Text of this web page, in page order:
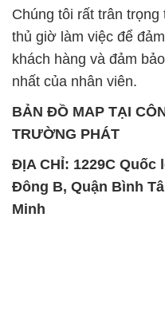
Chúng tôi rất trân
thủ giờ làm việc để
khách hàng và đảm
nhất của nhân viên.
BẢN ĐỒ MAP TẠI
TRƯỜNG PHÁT
ĐỊA CHỈ: 1229C
Đông B, Quận Bình
Minh